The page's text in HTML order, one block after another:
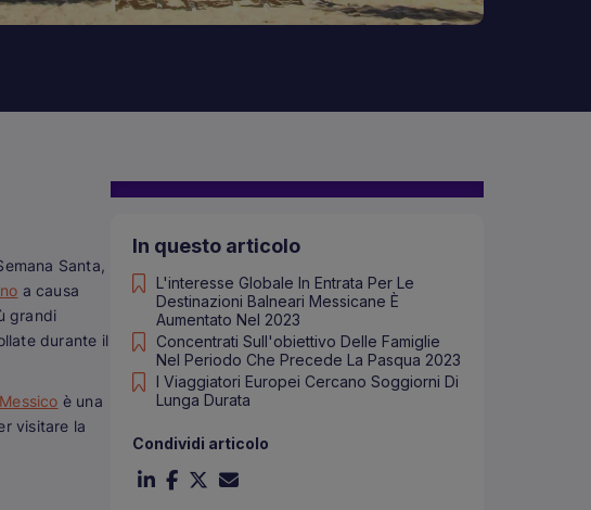
Santa,
a causa
grandi
durante il
è una
visitare la
In questo articolo
L'interesse Globale In Entrata Per Le
Destinazioni Balneari Messicane È
Aumentato Nel 2023
Concentrati Sull'obiettivo Delle Famiglie
Nel Periodo Che Precede La Pasqua 2023
I Viaggiatori Europei Cercano Soggiorni Di
Lunga Durata
Condividi articolo